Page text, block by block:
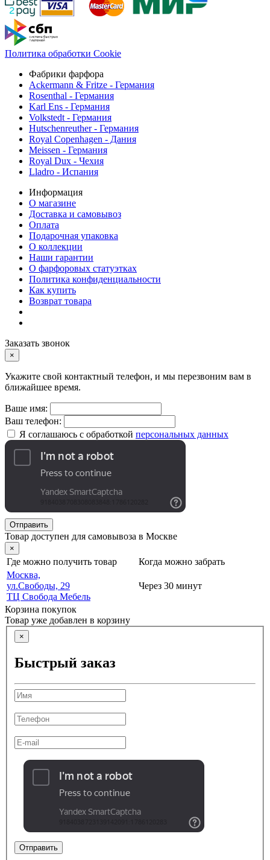
Политика обработки Cookie
Фабрики фарфора
Ackermann & Fritze - Германия
Rosenthal - Германия
Karl Ens - Германия
Volkstedt - Германия
Hutschenreuther - Германия
Royal Copenhagen - Дания
Meissen - Германия
Royal Dux - Чехия
Lladro - Испания
Информация
О магазине
Доставка и самовывоз
Оплата
Подарочная упаковка
О коллекции
Наши гарантии
О фарфоровых статуэтках
Политика конфиденциальности
Как купить
Возврат товара
Заказать звонок
×
Укажите свой контактный телефон, и мы перезвоним вам в
ближайшее время.
Ваше имя:
Ваш телефон:
Я соглашаюсь с обработкой персональных данных
Отправить
Товар доступен для самовывоза в Москве
×
Где можно получить товар
Когда можно забрать
Москва,
ул.Свободы, 29
ТЦ Свобода Мебель
Через 30 минут
Корзина покупок
Товар уже добавлен в корзину
×
Быстрый заказ
Отправить